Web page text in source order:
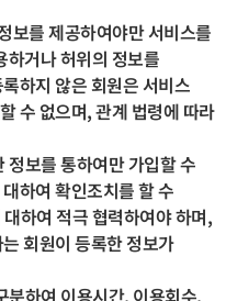
보를 제공하여야만 서비스를
하거나 허위의 정보를
하지 않은 회원은 서비스
수 없으며, 관계 법령에 따라
보를 통하여만 가입할 수
하여 확인조치를 할 수
하여 적극 협력하여야 하며,
회원이 등록한 정보가